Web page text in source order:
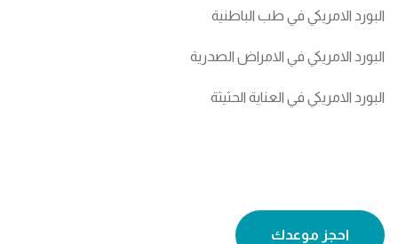
البورد الامريكي في طب الباطنية
البورد الامريكي في الامراض الصدرية
البورد الامريكي في العناية الحثيثة
احجز موعدك